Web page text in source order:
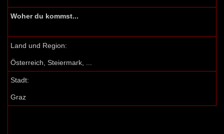
Woher du kommst...
Land und Region:
Österreich, Steiermark, ...
Stadt:
Graz